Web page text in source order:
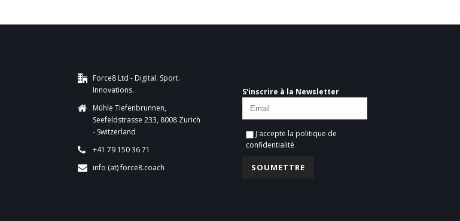
Force8 Ltd - Digital. Sport.
Innovations.
Mühle Tiefenbrunnen,
Seefeldstrasse 233, 8008 Zurich
- Switzerland
+41 79 150 36 71
info (at) force8.coach
S'inscrire à la Newsletter
J'accepte la politique de
confidentialité